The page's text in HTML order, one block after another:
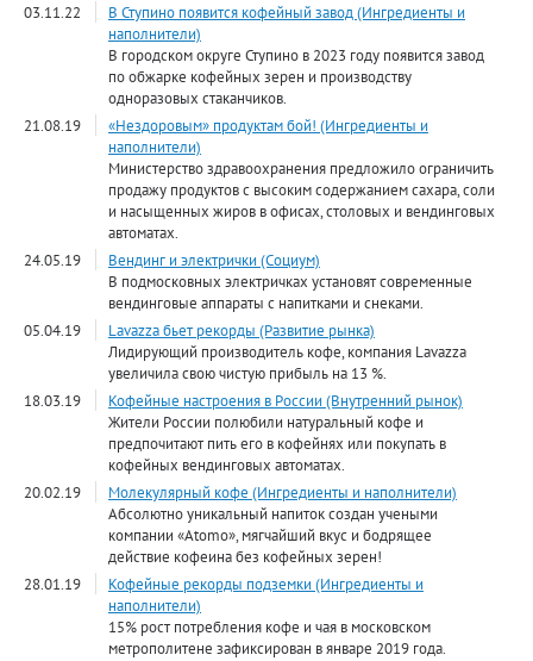
03.11.22
В Ступино появится кофейный завод (Ингредиенты и
наполнители)
В городском округе Ступино в 2023 году появится завод
по обжарке кофейных зерен и производству
одноразовых стаканчиков.
21.08.19
«Нездоровым» продуктам бой! (Ингредиенты и
наполнители)
Министерство здравоохранения предложило ограничить
продажу продуктов с высоким содержанием сахара, соли
и насыщенных жиров в офисах, столовых и вендинговых
автоматах.
24.05.19
Вендинг и электрички (Социум)
В подмосковных электричках установят современные
вендинговые аппараты с напитками и снеками.
05.04.19
Lavazza бьет рекорды (Развитие рынка)
Лидирующий производитель кофе, компания Lavazza
увеличила свою чистую прибыль на 13 %.
18.03.19
Кофейные настроения в России (Внутренний рынок)
Жители России полюбили натуральный кофе и
предпочитают пить его в кофейнях или покупать в
кофейных вендинговых автоматах.
20.02.19
Молекулярный кофе (Ингредиенты и наполнители)
Абсолютно уникальный напиток создан учеными
компании «Atomo», мягчайший вкус и бодрящее
действие кофеина без кофейных зерен!
28.01.19
Кофейные рекорды подземки (Ингредиенты и
наполнители)
15% рост потребления кофе и чая в московском
метрополитене зафиксирован в январе 2019 года.